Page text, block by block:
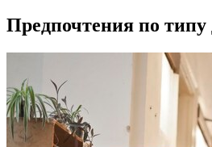
Предпочтения по типу